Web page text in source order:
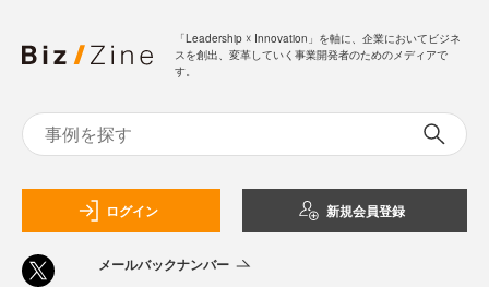
「Leadership ☓ Innovation」を軸に、企業においてビジネ
スを創出、変革していく事業開発者のためのメディアで
す。
ログイン 新規会員登録
メールバックナンバー